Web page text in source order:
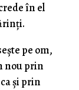
în el
pe om,
nou prin
şi prin